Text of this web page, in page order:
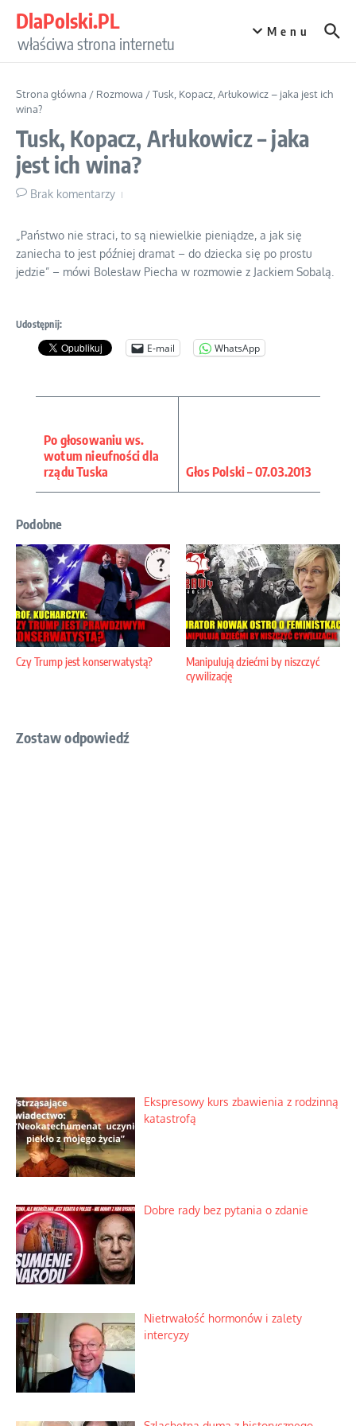
DlaPolski.PL
właściwa strona internetu
Menu
Strona główna / Rozmowa /Tusk, Kopacz, Arłukowicz – jaka jest ich
wina?
Tusk, Kopacz, Arłukowicz – jaka
jest ich wina?
Brak komentarzy
„Państwo nie straci, to są niewielkie pieniądze, a jak się
zaniecha to jest później dramat – do dziecka się po prostu
jedzie” – mówi Bolesław Piecha w rozmowie z Jackiem Sobalą.
Udostępnij:
E-mail WhatsApp
Po głosowaniu ws.
wotum nieufności dla
rządu Tuska
Głos Polski – 07.03.2013
Podobne
Czy Trump jest konserwatystą?
Manipulują dziećmi by niszczyć
cywilizację
Zostaw odpowiedź
Ekspresowy kurs zbawienia z rodzinną
katastrofą
Dobre rady bez pytania o zdanie
Nietrwałość hormonów i zalety
intercyzy